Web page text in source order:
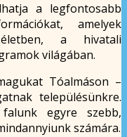
a legfontosabb
amelyek
a hivatali
világában.
Tóalmáson –
településünkre.
egyre szebb,
számára.